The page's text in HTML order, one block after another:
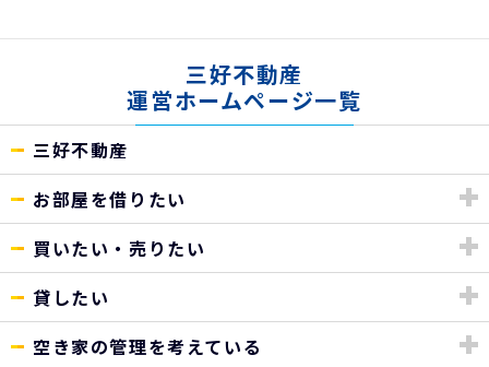
三好不動産
運営ホームページ一覧
三好不動産
お部屋を借りたい
買いたい・売りたい
貸したい
空き家の管理を考えている